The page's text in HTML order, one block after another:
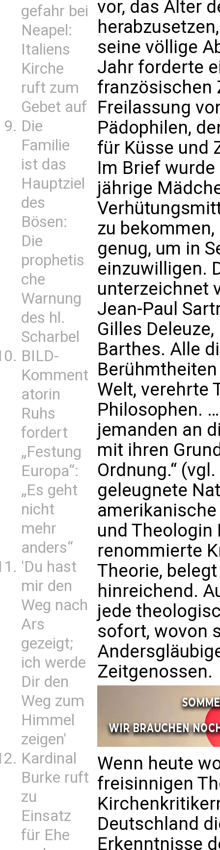
gefahr bei
Neapel:
Italiens
Kirche
ruft zum
Gebet auf
Die
Familie
ist das
Hauptziel
des
Bösen:
Die
prophetis
che
Warnung
des hl.
Scharbel
BILD-
Komment
atorin
Ruhs
fordert
„Festung
Europa“:
„Es geht
nicht
mehr
anders“
'Du hast
mir den
Weg nach
Ars
gezeigt;
ich werde
Dir den
Weg zum
Himmel
zeigen'
Kardinal
Burke ruft
zu
Einsatz
für Ehe
vor, das Alter
seine völlige
Jahr forderte
französischen
Freilassung
Pädophilen,
für Küsse und
Im Brief
jährige
zu
genug, um in
einzuwilligen.
unterzeichnet
Jean-Paul
Gilles
Barthes. Alle
Welt, verehrte
Philosophen.
jemanden an
mit ihren
Ordnung.“
geleugnete
und Theologin
renommierte
Theorie,
hinreichend.
jede
sofort, wovon
Zeitgenossen.
Wenn heute
freisinnigen
Deutschland
Erkenntnisse